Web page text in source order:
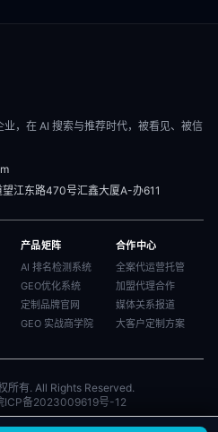
，在 AI 搜索与推荐时代，被看见、被信
江东路470号汇鑫大厦A-办611
产品矩阵
AI 排名检测系统
GEO优化系统
定制品牌官网
GEO 实战商学院
合作中心
全案代运营托管
加盟代理合作
媒体关系报道
大客户定制方案
所有. All Rights Reserved.
ICP备2023009619号-12